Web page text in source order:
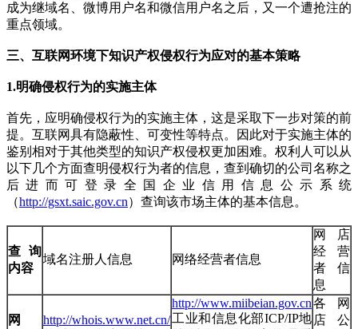
成为继域名、微博用户名和微信用户名之后，又一个遭抢注的
重点领域。
三、互联网环境下知识产权侵权行为应对的基本策略
1.明确侵权行为的实施主体
首先，应明确侵权行为的实施主体，这是采取下一步对策的前
提。互联网具有隐蔽性、可变性等特点。因此对于实施主体的
鉴别相对于其他类型的知识产权侵权更加困难。权利人可以从
以下几个方面查明侵权行为者的信息，查到确切的公司名称之
后进而可登录全国企业信用信息公示系统
（http://gsxt.saic.gov.cn）查询该市场主体的基本信息。
查询
内容
域名注册人信息 网络经营者信息
网店
经营
者信
息
网
http://whois.www.net.cn/
http://www.miibeian.gov.cn
工业和信息化部ICP/IP地
各网
店公